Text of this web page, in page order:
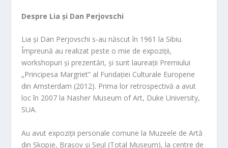
Despre Lia și Dan Perjovschi
Lia și Dan Perjovschi s-au născut în 1961 la Sibiu.
Împreună au realizat peste o mie de expoziții,
workshopuri și prezentări, și sunt laureații Premiului
„Principesa Margriet” al Fundației Culturale Europene
din Amsterdam (2012). Prima lor retrospectivă a avut
loc în 2007 la Nasher Museum of Art, Duke University,
SUA.
Au avut expoziții personale comune la Muzeele de Artă
din Skopje, Brașov și Seul (Total Museum), la centre de